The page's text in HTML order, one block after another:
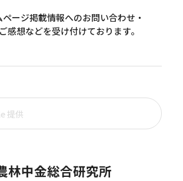
ージ掲載情報へのお問い合わせ・
感想などを受け付けております。
林中金総合研究所